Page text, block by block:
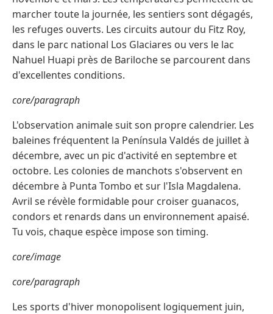
marcher toute la journée, les sentiers sont dégagés,
les refuges ouverts. Les circuits autour du Fitz Roy,
dans le parc national Los Glaciares ou vers le lac
Nahuel Huapi près de Bariloche se parcourent dans
d'excellentes conditions.
core/paragraph
L'observation animale suit son propre calendrier. Les
baleines fréquentent la Península Valdés de juillet à
décembre, avec un pic d'activité en septembre et
octobre. Les colonies de manchots s'observent en
décembre à Punta Tombo et sur l'Isla Magdalena.
Avril se révèle formidable pour croiser guanacos,
condors et renards dans un environnement apaisé.
Tu vois, chaque espèce impose son timing.
core/image
core/paragraph
Les sports d'hiver monopolisent logiquement juin,